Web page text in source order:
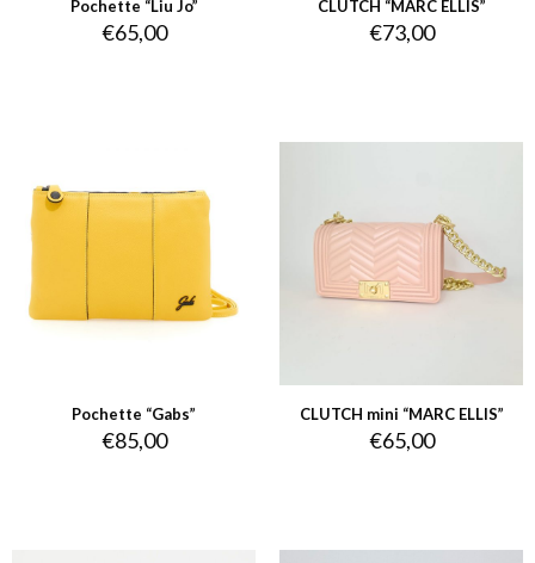
Pochette “Liu Jo”
€65,00
CLUTCH “MARC ELLIS”
€73,00
Pochette “Gabs”
€85,00
CLUTCH mini “MARC ELLIS”
€65,00